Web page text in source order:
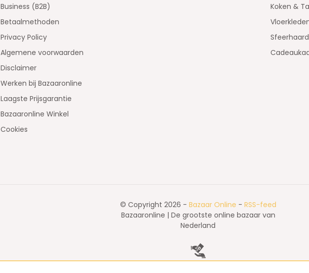
Business (B2B)
Betaalmethoden
Privacy Policy
Algemene voorwaarden
Disclaimer
Werken bij Bazaaronline
Laagste Prijsgarantie
Bazaaronline Winkel
Cookies
Koken &
© Copyright 2026 - Bazaar Online - RSS-feed
Bazaaronline | De grootste online bazaar van
Nederland